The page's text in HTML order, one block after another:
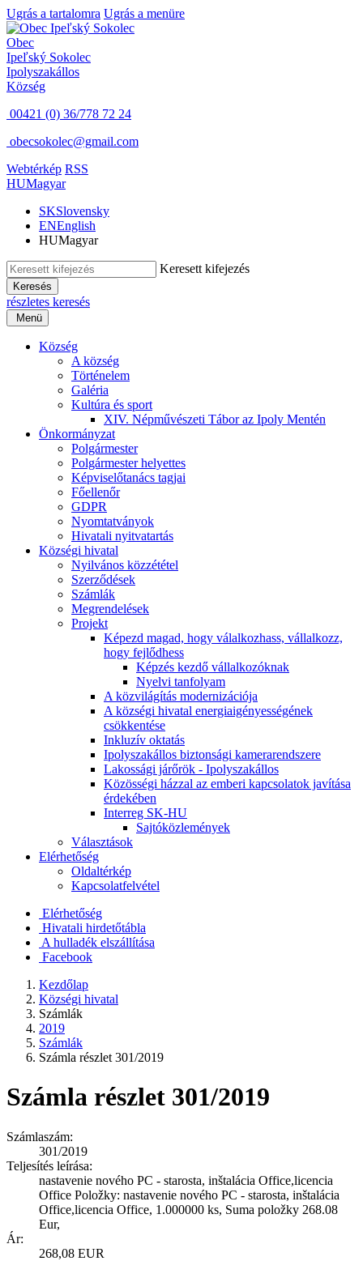
Ugrás a tartalomra Ugrás a menüre
Obec
Ipeľský Sokolec
Ipolyszakállos
Község
00421 (0) 36/778 72 24
obecsokolec@gmail.com
Webtérkép RSS
HUMagyar
SKSlovensky
ENEnglish
HUMagyar
Keresett kifejezés
Keresés
részletes keresés
Menü
Község
A község
Történelem
Galéria
Kultúra és sport
XIV. Népművészeti Tábor az Ipoly Mentén
Önkormányzat
Polgármester
Polgármester helyettes
Képviselőtanács tagjai
Főellenőr
GDPR
Nyomtatványok
Hivatali nyitvatartás
Községi hivatal
Nyilvános közzététel
Szerződések
Számlák
Megrendelések
Projekt
Képezd magad, hogy válalkozhass, vállalkozz,
hogy fejlődhess
Képzés kezdő vállalkozóknak
Nyelvi tanfolyam
A közvilágítás modernizációja
A községi hivatal energiaigényességének
csökkentése
Inkluzív oktatás
Ipolyszakállos biztonsági kamerarendszere
Lakossági járőrök - Ipolyszakállos
Közösségi házzal az emberi kapcsolatok javítása
érdekében
Interreg SK-HU
Sajtóközlemények
Választások
Elérhetőség
Oldaltérkép
Kapcsolatfelvétel
Elérhetőség
Hivatali hirdetőtábla
A hulladék elszállítása
Facebook
Kezdőlap
Községi hivatal
Számlák
2019
Számlák
Számla részlet 301/2019
Számla részlet 301/2019
Számlaszám:
301/2019
Teljesítés leírása:
nastavenie nového PC - starosta, inštalácia Office,licencia
Office Položky: nastavenie nového PC - starosta, inštalácia
Office,licencia Office, 1.000000 ks, Suma položky 268.08
Eur,
Ár:
268,08 EUR